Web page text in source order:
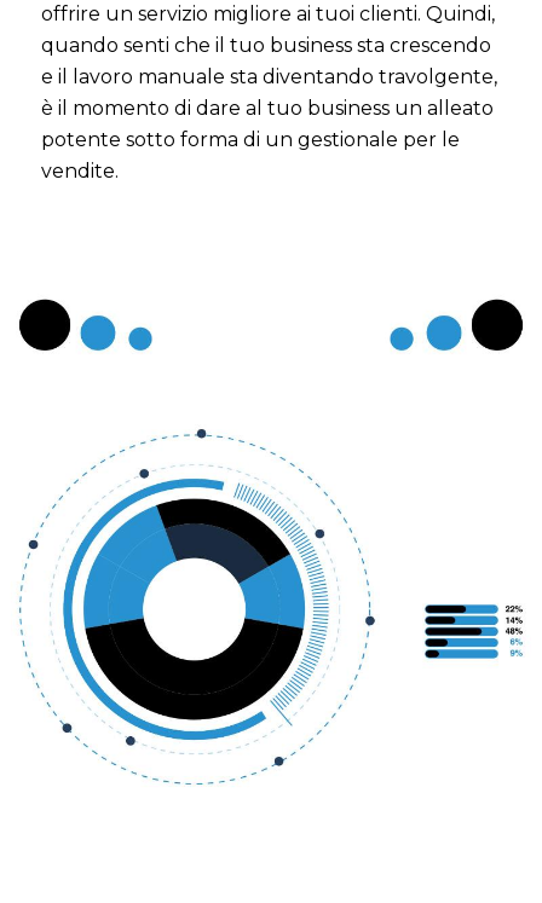
offrire un servizio migliore ai tuoi clienti. Quindi,
quando senti che il tuo business sta crescendo
e il lavoro manuale sta diventando travolgente,
è il momento di dare al tuo business un alleato
potente sotto forma di un gestionale per le
vendite.